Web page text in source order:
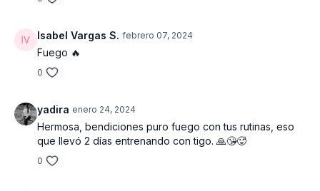
entrenamiento. Terminamos con una super rutina
Utilizaremos una mancuerna liviana y 2 pesadas para
colocar los pies por debajo. Realizaremos 20
repeticiones por ejercicio .
Equipos y peso utilizado
- Mancuernas 2 x 10 lbs, 2 x 8 lbs
Isabel Vargas S. febrero 07, 2024
Fuego 🔥
0
yadira enero 24, 2024
Hermosa, bendiciones puro fuego con tus rutinas, eso
que llevó 2 días entrenando con tigo. 🙏😘🥵
0